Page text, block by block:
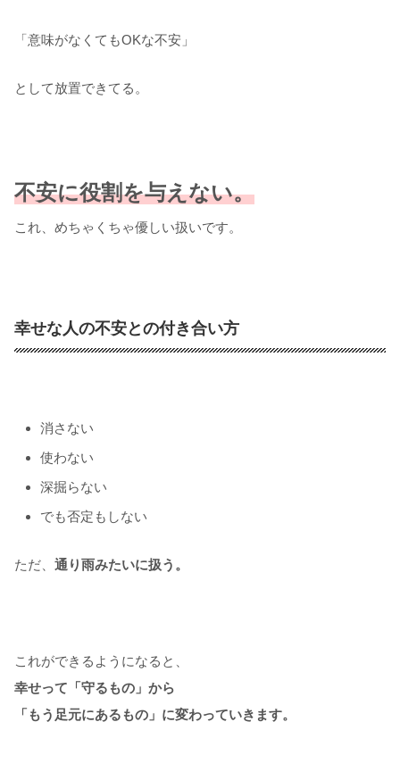
「意味がなくてもOKな不安」
として放置できてる。
不安に役割を与えない。
これ、めちゃくちゃ優しい扱いです。
幸せな人の不安との付き合い方
消さない
使わない
深掘らない
でも否定もしない
ただ、 通り雨みたいに扱う。
これができるようになると、
幸せって「守るもの」から
「もう足元にあるもの」に変わっていきます。